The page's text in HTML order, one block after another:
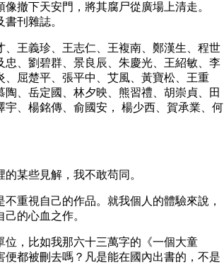
撤下天安門，將其腐尸從廣場上清走。
刊雜誌。
王義珍、王志仁、王複南、鄭漢生、程世
、劉碧群、景良辰、朱慶光、王紹敏、李
屈楚平、張平中、艾風、黃寶松、王重
、岳定國、林夕映、熊習禮、胡崇貞、田
、楊銘傳、俞國安， 楊少西、賀承業、何
某些見解，我不敢苟同。
重視自己的作品。就我個人的體驗來說，
的心血之作。
，比如我那六十三萬字的《一個大童
都被刪去嗎？凡是能在國內出書的，不是